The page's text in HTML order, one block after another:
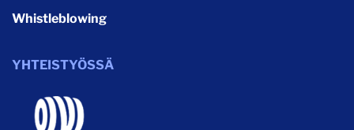
Whistleblowing
YHTEISTYÖSSÄ